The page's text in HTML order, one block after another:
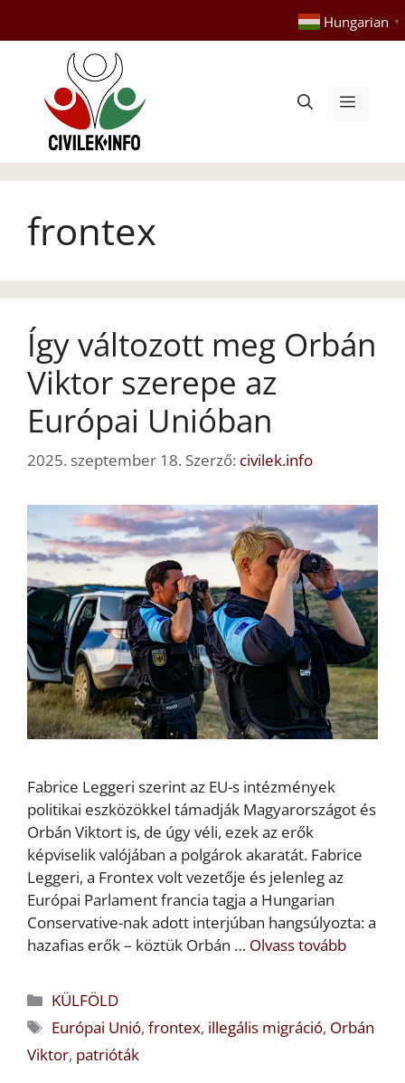
tartalomba
Hungarian ▼
Menü
frontex
Így változott meg Orbán
Viktor szerepe az
Európai Unióban
2025. szeptember 18. Szerző: civilek.info
Fabrice Leggeri szerint az EU-s intézmények
politikai eszközökkel támadják Magyarországot és
Orbán Viktort is, de úgy véli, ezek az erők
képviselik valójában a polgárok akaratát. Fabrice
Leggeri, a Frontex volt vezetője és jelenleg az
Európai Parlament francia tagja a Hungarian
Conservative-nak adott interjúban hangsúlyozta: a
hazafias erők – köztük Orbán … Olvass tovább
Kategória
KÜLFÖLD
Címkék
Európai Unió,frontex, illegális migráció, Orbán
Viktor, patrióták